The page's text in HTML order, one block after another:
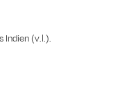
Indien (v.l.).